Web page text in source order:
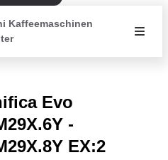
Kaffeemaschinen
Evo
-
EX:2